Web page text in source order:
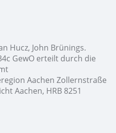
Hucz, John Brünings.
GewO erteilt durch die
Aachen Zollernstraße
Aachen, HRB 8251